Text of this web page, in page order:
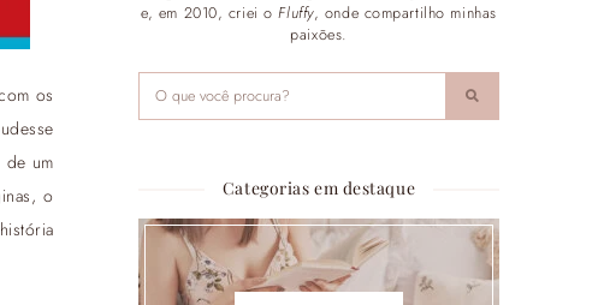
os
um
o
e, em 2010, criei oFluffy, onde compartilho minhas
paixões.
Categorias em destaque